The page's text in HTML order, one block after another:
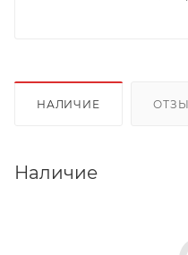
НАЛИЧИЕ
Наличие